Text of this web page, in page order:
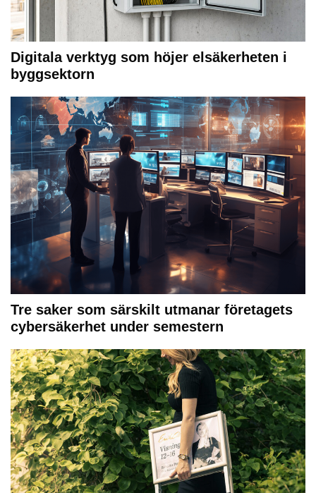
Digitala verktyg som höjer elsäkerheten i
byggsektorn
Tre saker som särskilt utmanar företagets
cybersäkerhet under semestern